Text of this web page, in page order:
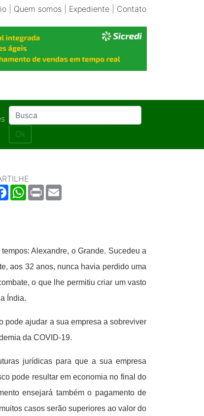
| Quem somos Expediente| Contato
Ok
FacebookWhatsApp
Print
Alexandre, o Grande. Sucedeu a
aos 32 anos, nunca havia perdido uma
o que lhe permitiu criar um vasto
Índia.
pode ajudar a sua empresa a sobreviver
da COVID-19.
jurídicas para que a sua empresa
pode resultar em economia no final do
ensejará também o pagamento de
casos serão superiores ao valor do